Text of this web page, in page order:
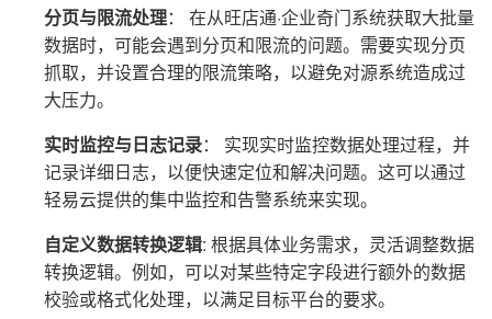
分页与限流处理： 在从旺店通·企业奇门系统获取大批量
数据时，可能会遇到分页和限流的问题。需要实现分页
抓取，并设置合理的限流策略，以避免对源系统造成过
大压力。
实时监控与日志记录： 实现实时监控数据处理过程，并
记录详细日志，以便快速定位和解决问题。这可以通过
轻易云提供的集中监控和告警系统来实现。
自定义数据转换逻辑: 根据具体业务需求，灵活调整数据
转换逻辑。例如，可以对某些特定字段进行额外的数据
校验或格式化处理，以满足目标平台的要求。